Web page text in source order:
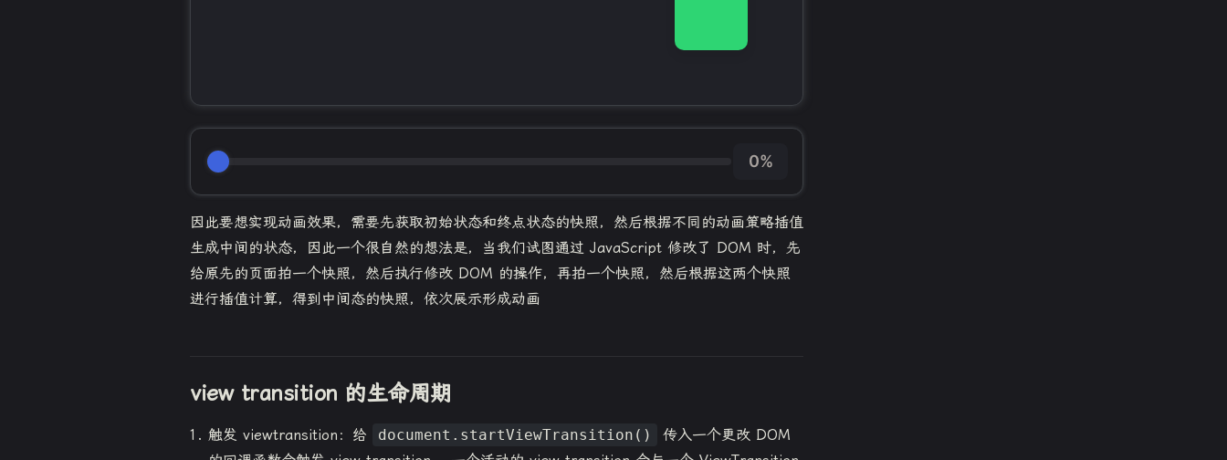
0%
因此要想实现动画效果，需要先获取初始状态和终点状态的快照，然后根据不同的动画策略插值
生成中间的状态，因此一个很自然的想法是，当我们试图通过 JavaScript 修改了 DOM 时，先
给原先的页面拍一个快照，然后执行修改 DOM 的操作，再拍一个快照，然后根据这两个快照
进行插值计算，得到中间态的快照，依次展示形成动画
view transition 的生命周期
触发 viewtransition：给 document.startViewTransition()
传入一个更改 DOM